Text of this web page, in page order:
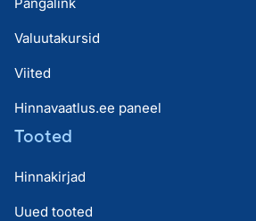
Valuutakursid
Viited
Hinnavaatlus.ee paneel
Tooted
Hinnakirjad
Uued tooted